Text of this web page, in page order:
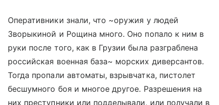
Оперативники знали, что ~оружия у людей
Зворыкиной и Рощина много. Оно попало к ним в
руки после того, как в Грузии была разграблена
российская военная база~ морских диверсантов.
Тогда пропали автоматы, взрывчатка, пистолет
бесшумного боя и многое другое. Разрешения на
них преступники или подделывали, или получали в